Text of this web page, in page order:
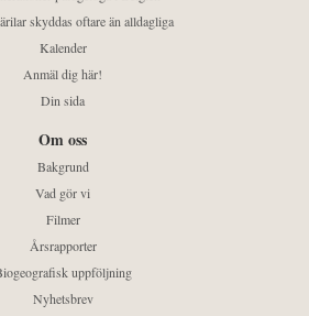
skyddas oftare än alldagliga
Kalender
Anmäl dig här!
Din sida
Om oss
Bakgrund
Vad gör vi
Filmer
Årsrapporter
uppföljning
Nyhetsbrev